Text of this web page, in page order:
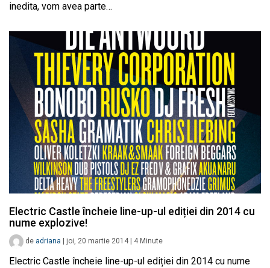
inedita, vom avea parte…
Electric Castle încheie line-up-ul ediției din 2014 cu
nume explozive!
de adriana joi, 20 martie 2014 4 Minute
Electric Castle încheie line-up-ul ediției din 2014 cu nume